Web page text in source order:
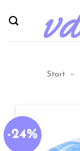
Inhalt
springen
Start »
-24%